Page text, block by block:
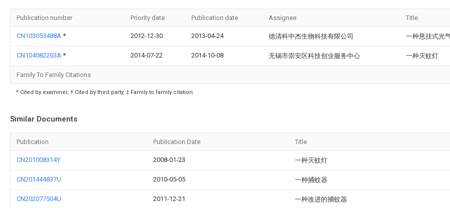
Publication number Priority date Publication date Assignee Title
CN103053488A * 2012-12-30 2013-04-24 德清科中杰生物科技有限公司 一种悬挂式光
CN104082263A * 2014-07-22 2014-10-08 无锡市崇安区科技创业服务中心 一种灭蚊灯
Family To Family Citations
* Cited by examiner, † Cited by third party, ‡ Family to family citation
Similar Documents
Publication Publication Date Title
CN201008314Y 2008-01-23 一种灭蚊灯
CN201444837U 2010-05-05 一种捕蚊器
CN202077504U 2011-12-21 一种改进的捕蚊器